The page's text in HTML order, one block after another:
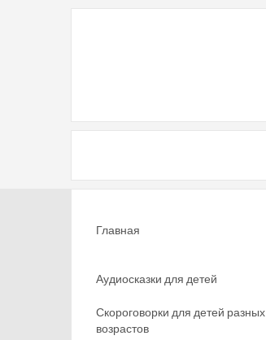
Главная
Аудиосказки для детей
Скороговорки для детей разных
возрастов